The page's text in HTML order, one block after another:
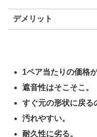
デメリット
1ペア当たりの価格が
遮音性はそこそこ。
すぐ元の形状に戻る
汚れやすい。
耐久性に劣る。